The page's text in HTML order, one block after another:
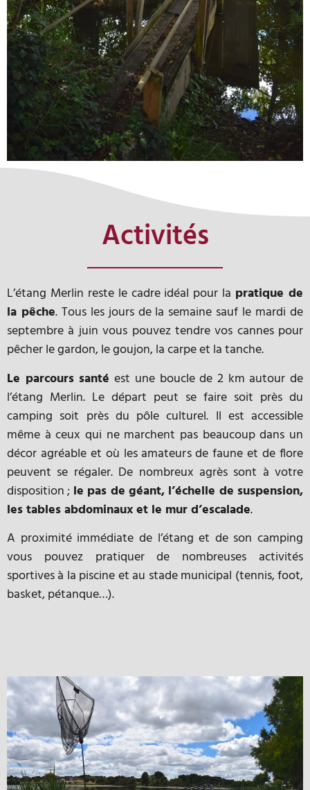
Activités
L’étang Merlin reste le cadre idéal pour la pratique de
la pêche. Tous les jours de la semaine sauf le mardi de
septembre à juin vous pouvez tendre vos cannes pour
pêcher le gardon, le goujon, la carpe et la tanche.
Le parcours santé est une boucle de 2 km autour de
l’étang Merlin. Le départ peut se faire soit près du
camping soit près du pôle culturel. Il est accessible
même à ceux qui ne marchent pas beaucoup dans un
décor agréable et où les amateurs de faune et de flore
peuvent se régaler. De nombreux agrès sont à votre
disposition ; le pas de géant, l’échelle de suspension,
les tables abdominaux et le mur d’escalade.
A proximité immédiate de l’étang et de son camping
vous pouvez pratiquer de nombreuses activités
sportives à la piscine et au stade municipal (tennis, foot,
basket, pétanque…).